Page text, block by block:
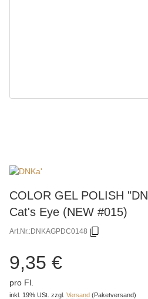
COLOR GEL POLISH
Cat's Eye (NEW #015)
Art.Nr.:DNKAGPDC0148
9,35 €
pro Fl.
inkl. 19% USt. zzgl. Versand (Paketversand)